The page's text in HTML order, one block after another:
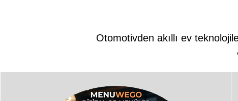
Otomotivden akıllı ev